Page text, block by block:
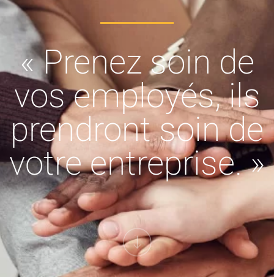
« Prenez soin de
vos employés, ils
prendront soin de
votre entreprise. »